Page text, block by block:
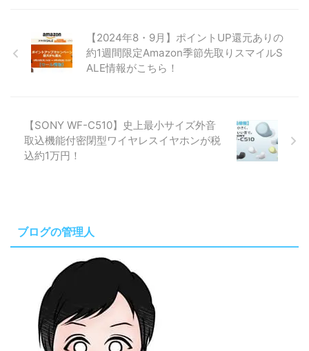
【2024年8・9月】ポイントUP還元ありの
約1週間限定Amazon季節先取りスマイルS
ALE情報がこちら！
【SONY WF-C510】史上最小サイズ外音
取込機能付密閉型ワイヤレスイヤホンが税
込約1万円！
ブログの管理人